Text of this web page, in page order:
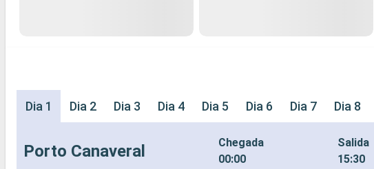
Dia 1 Dia 2 Dia 3 Dia 4 Dia 5 Dia 6 Dia 7 Dia 8
Porto Canaveral
Chegada
00:00
Salida
15:30